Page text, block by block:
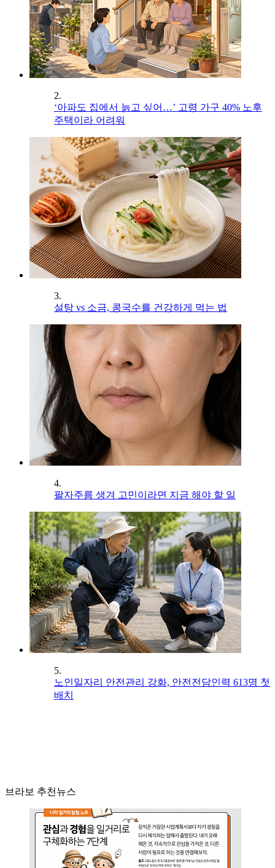
2.
‘아파도 집에서 늙고 싶어…’ 고령 가구 40% 노후
주택이라 어려워
3.
설탕 vs 소금, 콩국수를 건강하게 먹는 법
4.
팔자주름 생겨 고민이라면 지금 해야 할 일
5.
노인일자리 안전관리 강화, 안전전담인력 613명 첫
배치
브라보 추천뉴스